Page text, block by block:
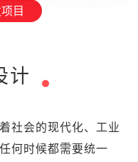
目
计
社会的现代化、工业
何时候都需要统一